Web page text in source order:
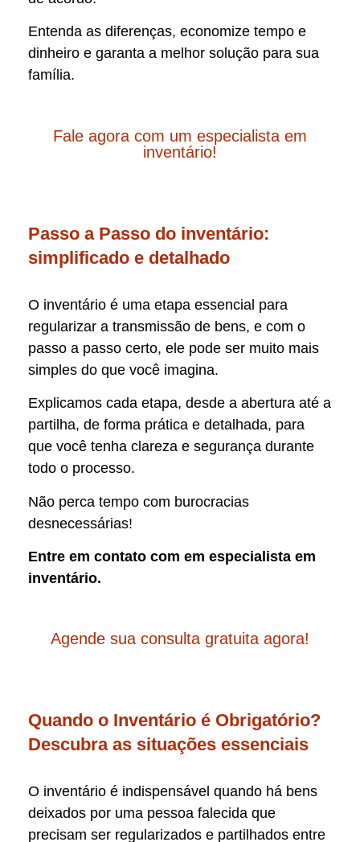
Entenda as diferenças, economize tempo e
dinheiro e garanta a melhor solução para sua
família.
Fale agora com um especialista em
inventário!
Passo a Passo do inventário:
simplificado e detalhado
O inventário é uma etapa essencial para
regularizar a transmissão de bens, e com o
passo a passo certo, ele pode ser muito mais
simples do que você imagina.
Explicamos cada etapa, desde a abertura até a
partilha, de forma prática e detalhada, para
que você tenha clareza e segurança durante
todo o processo.
Não perca tempo com burocracias
desnecessárias!
Entre em contato com em especialista em
inventário.
Agende sua consulta gratuita agora!
Quando o Inventário é Obrigatório?
Descubra as situações essenciais
O inventário é indispensável quando há bens
deixados por uma pessoa falecida que
precisam ser regularizados e partilhados entre